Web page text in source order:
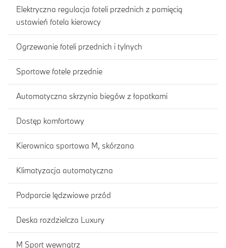
Elektryczna regulacja foteli przednich z pamięcią
ustawień fotela kierowcy
Ogrzewanie foteli przednich i tylnych
Sportowe fotele przednie
Automatyczna skrzynia biegów z łopatkami
Dostęp komfortowy
Kierownica sportowa M, skórzana
Klimatyzacja automatyczna
Podparcie lędzwiowe przód
Deska rozdzielcza Luxury
M Sport wewnątrz